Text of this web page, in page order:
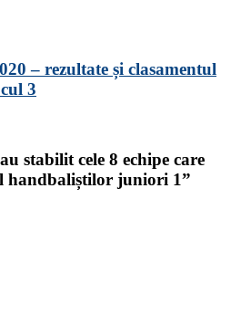
– rezultate și clasamentul
3
stabilit cele 8 echipe care
handbaliștilor juniori 1”